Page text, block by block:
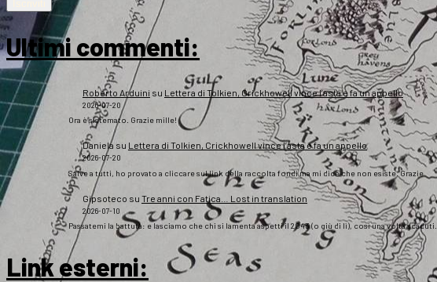
Ultimi commenti:
Roberto Arduini su Lettera di Tolkien, Crickhowell vince l’asta e fa un appello
2026-07-20
Ora è sistemato. Grazie mille!
Daniela su Lettera di Tolkien, Crickhowell vince l’asta e fa un appello
2026-07-20
Salve a tutti, ho provato a cliccare sul link della raccolta fondi ma mi dice che non esiste. Grazie
Gipsoteco su Tre anni con Fatica… Lost in translation
2026-07-10
Passatemi la battuta: e lasciamo che chi si lamenta aspetti il 2043 (o giù di lì), così una volta scaduti…
Link esterni: